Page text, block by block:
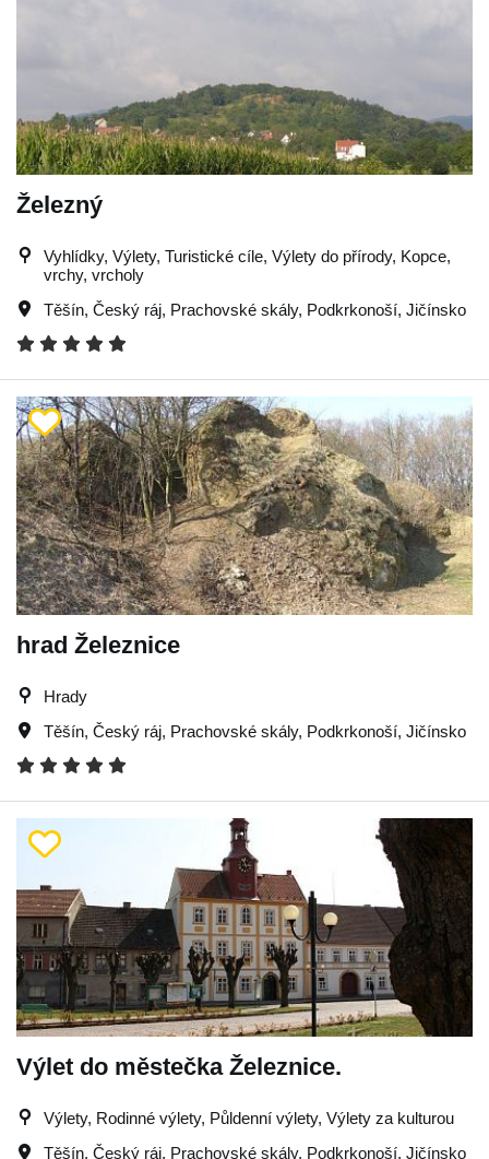
Železný
Vyhlídky, Výlety, Turistické cíle, Výlety do přírody, Kopce,
vrchy, vrcholy
Těšín, Český ráj, Prachovské skály, Podkrkonoší, Jičínsko
hrad Železnice
Hrady
Těšín, Český ráj, Prachovské skály, Podkrkonoší, Jičínsko
Výlet do městečka Železnice.
Výlety, Rodinné výlety, Půldenní výlety, Výlety za kulturou
Těšín, Český ráj, Prachovské skály, Podkrkonoší, Jičínsko